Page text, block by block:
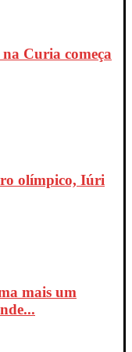
Curia começa
olímpico, Iúri
mais um